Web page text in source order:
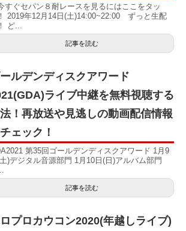
すぐセパン８耐レースを見るにはここをタッ
2019年12月14日(土)14:00~22:00 ずっと生配
ど...
記事を読む
ルデンディスクアワード
ライブ中継を無料視聴する
！再放送や見逃しの動画配信情報
ェック！
第35回ゴールデンディスクアワード 1月9
)デジタル音源部門 1月10日(日)アルバム部門
記事を読む
プロカウコン2020(年越しライブ)